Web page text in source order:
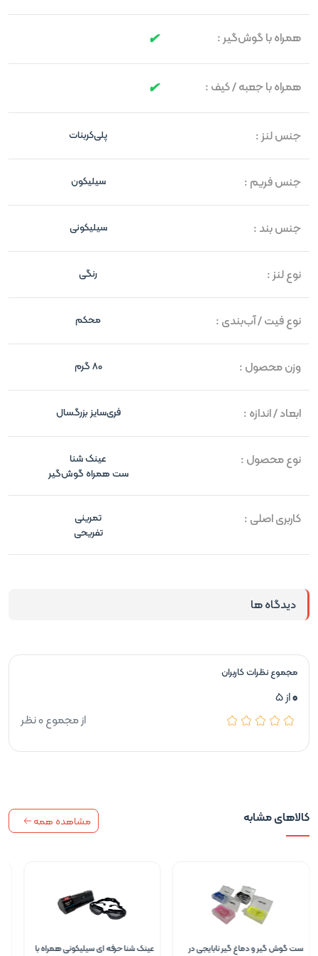
همراه با گوش‌گیر :
همراه با جعبه / کیف :
جنس لنز : پلی‌کربنات
جنس فریم : سیلیکون
جنس بند : سیلیکونی
نوع لنز : رنگی
نوع فیت / آب‌بندی : محکم
وزن محصول : 80 گرم
ابعاد / اندازه : فری‌سایز بزرگسال
نوع محصول :
عینک شنا
ست همراه گوش‌گیر
کاربری اصلی :
تمرینی
تفریحی
کالاهای مشابه مشاهده همه
عینک شنا حرفه ای سیلیکونی همراه با
عینک شنا بچه گانه پرو اسپورتز کیفی
دیدگاه ها
مجموع نظرات کاربران
0از 5
از مجموع 0 نظر